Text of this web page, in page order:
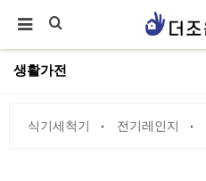
생활가전
식기세척기 전기레인지